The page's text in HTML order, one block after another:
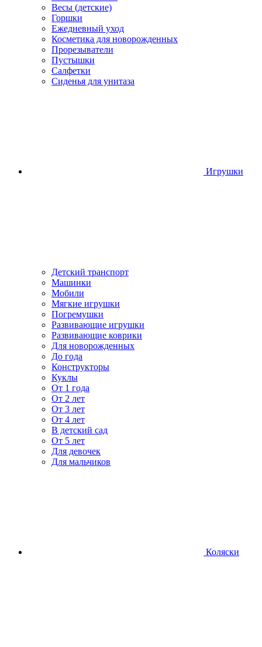
Весы (детские)
Горшки
Ежедневный уход
Косметика для новорожденных
Прорезыватели
Пустышки
Салфетки
Сиденья для унитаза
Игрушки
Детский транспорт
Машинки
Мобили
Мягкие игрушки
Погремушки
Развивающие игрушки
Развивающие коврики
Для новорожденных
До года
Конструкторы
Куклы
От 1 года
От 2 лет
От 3 лет
От 4 лет
В детский сад
От 5 лет
Для девочек
Для мальчиков
Коляски